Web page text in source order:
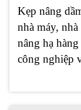
Kẹp nâng
nhà máy,
nâng hạ
công nghiệp